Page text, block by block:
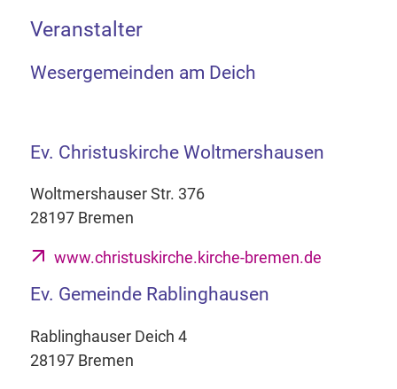
Veranstalter
Wesergemeinden am Deich
Ev. Christuskirche Woltmershausen
Woltmershauser Str. 376
28197 Bremen
www.christuskirche.kirche-bremen.de
Ev. Gemeinde Rablinghausen
Rablinghauser Deich 4
28197 Bremen